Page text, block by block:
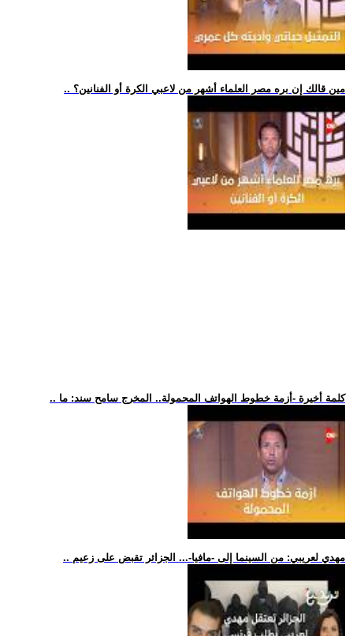
.. مين قالك إن بره مصر العلماء أشهر من لاعبي الكرة أو الفنانين؟
.. كلمة أخيرة -أزمة خطوط الهواتف المحمولة.. المخرج سامح سند: ما
.. مهدي لعريبي: من السينما إلى -مافيا-... الجزائر تقبض على زعيم